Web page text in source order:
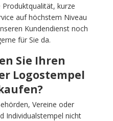
kurze
auf höchstem Niveau
Kundendienst noch
für Sie da.
Sie Ihren
Logostempel
Vereine oder
Individualstempel nicht